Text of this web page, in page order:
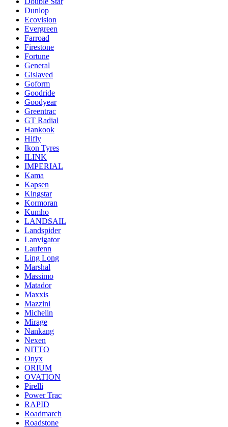
Dunlop
Ecovision
Evergreen
Farroad
Firestone
Fortune
General
Gislaved
Goform
Goodride
Goodyear
Greentrac
GT Radial
Hankook
Hifly
Ikon Tyres
ILINK
IMPERIAL
Kama
Kapsen
Kingstar
Kormoran
Kumho
LANDSAIL
Landspider
Lanvigator
Laufenn
Ling Long
Marshal
Massimo
Matador
Maxxis
Mazzini
Michelin
Mirage
Nankang
Nexen
NITTO
Onyx
ORIUM
OVATION
Pirelli
Power Trac
RAPID
Roadmarch
Roadstone